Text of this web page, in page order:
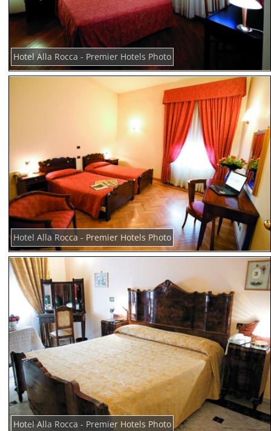
Hotel Alla Rocca - Premier Hotels Photo
Hotel Alla Rocca - Premier Hotels Photo
Hotel Alla Rocca - Premier Hotels Photo